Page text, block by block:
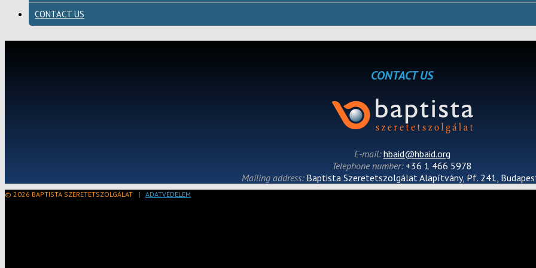
CONTACT US
CONTACT US
E-mail:hbaid@hbaid.org
Telephone number: +36 1 466 5978
Mailing address: Baptista Szeretetszolgálat Alapítvány, Pf. 241,
© 2026 BAPTISTA SZERETETSZOLGÁLAT | ADATVÉDELEM